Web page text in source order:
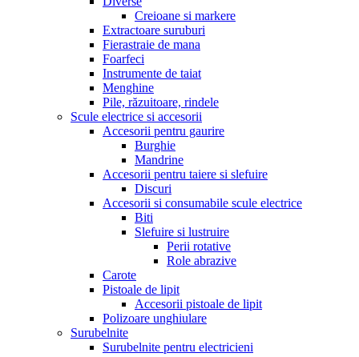
Creioane si markere
Extractoare suruburi
Fierastraie de mana
Foarfeci
Instrumente de taiat
Menghine
Pile, răzuitoare, rindele
Scule electrice si accesorii
Accesorii pentru gaurire
Burghie
Mandrine
Accesorii pentru taiere si slefuire
Discuri
Accesorii si consumabile scule electrice
Biti
Slefuire si lustruire
Perii rotative
Role abrazive
Carote
Pistoale de lipit
Accesorii pistoale de lipit
Polizoare unghiulare
Surubelnite
Surubelnite pentru electricieni